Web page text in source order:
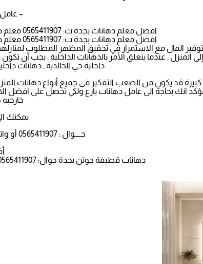
–
افضل معلم دهانات بجدة ت: 0565411907 معلم دهانات داخلية وخارجية حي الروضة – عامل بوية جدة حي الشاطئ
افضل معلم دهانات بجدة ت: 0565411907 معلم دهانات داخلية وخارجية حي الروضة – عامل بوية جدة حي الشاطئ
المال مع الاستمرار في تحقيق المظهر المطلوب
المنزل , عندما يتعلق الأمر بالدهانات الداخلية ، يجب أن
داخلية حي الخالدية , دهانات
كبيرة قد يكون من الصعب التفكير في جميع أنواع دهانات
انك بحاجة الى عامل دهانات بارع ولكي تحصل على
يمكنك
جــــوال : 0565411907 أو واتساب : 0565411907افضل اعمال الدهانات
دهانات قطيفة جوتن بجدة جوال: 0565411907 افضل معلم بوية في جدة – دهانات قطيفة فانيلا لاتيه جده